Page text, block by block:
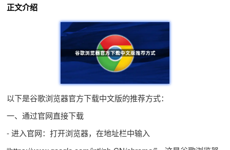
正文介绍
以下是谷歌浏览器官方下载中文版的推荐方式：
一、通过官网直接下载
- 进入官网：打开浏览器，在地址栏中输入